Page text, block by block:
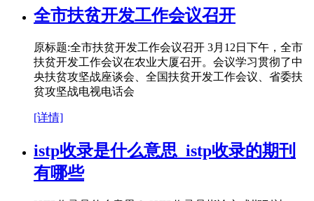
全市扶贫开发工作会议召开
原标题:全市扶贫开发工作会议召开 3月12日下午，全市
扶贫开发工作会议在农业大厦召开。会议学习贯彻了中
央扶贫攻坚战座谈会、全国扶贫开发工作会议、省委扶
贫攻坚战电视电话会
[详情]
istp收录是什么意思_istp收录的期刊
有哪些